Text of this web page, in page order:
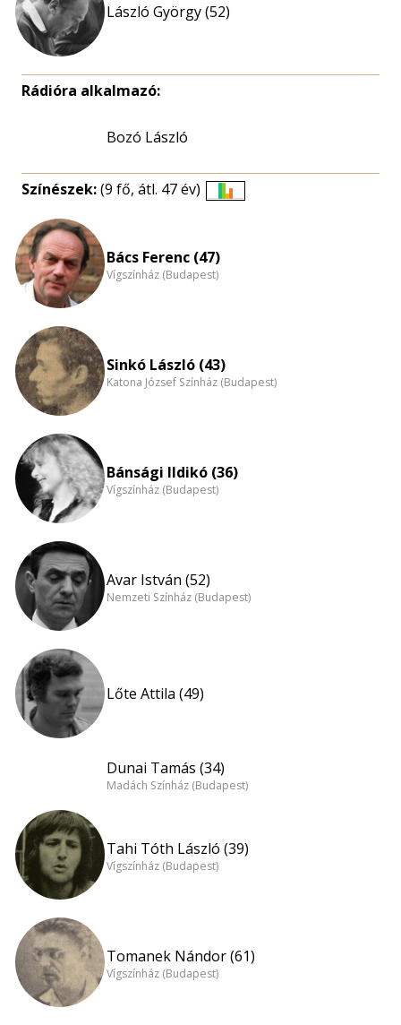
László György (52)
Rádióra alkalmazó:
Bozó László
Színészek:(9 fő, átl. 47 év)
Bács Ferenc (47)
Vígszínház (Budapest)
Sinkó László (43)
Katona József Színház (Budapest)
Bánsági Ildikó (36)
Vígszínház (Budapest)
Avar István (52)
Nemzeti Színház (Budapest)
Lőte Attila (49)
Dunai Tamás (34)
Madách Színház (Budapest)
Tahi Tóth László (39)
Vígszínház (Budapest)
Tomanek Nándor (61)
Vígszínház (Budapest)